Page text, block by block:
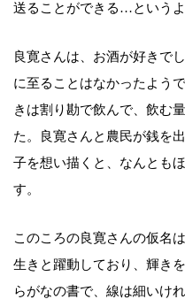
送ることができる…という
良寛さんは、お酒が好きで
に至ることはなかったよう
きは割り勘で飲んで、飲む
た。良寛さんと農民が銭を
子を想い描くと、なんとも
す。
このころの良寛さんの仮名
生きと躍動しており、輝き
らがなの書で、線は細いけ